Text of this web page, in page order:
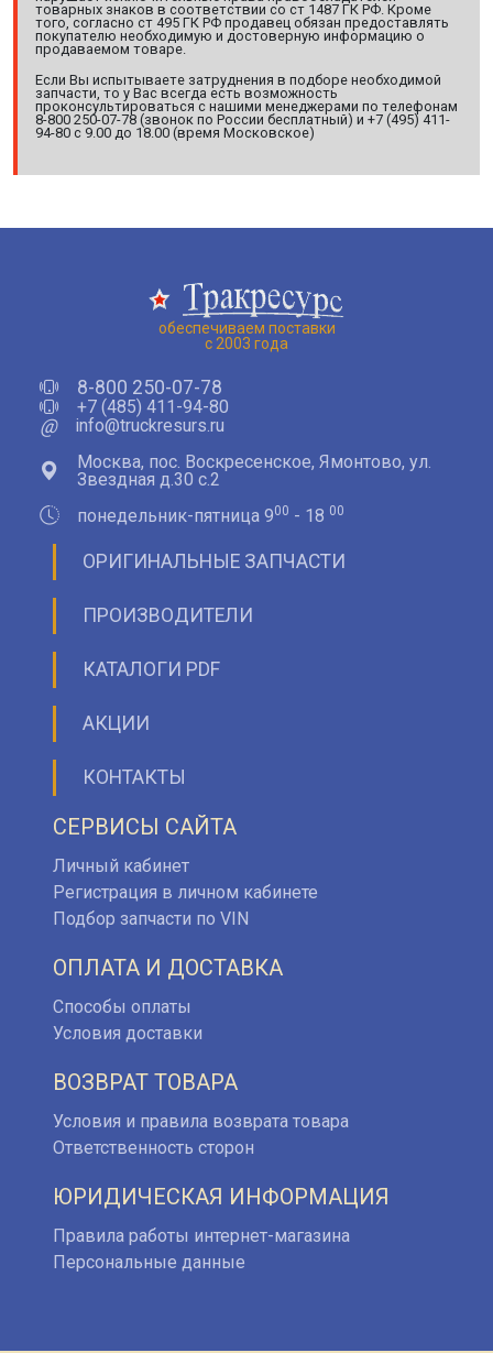
товарных знаков в соответствии со ст 1487 ГК РФ. Кроме
того, согласно ст 495 ГК РФ продавец обязан предоставлять
покупателю необходимую и достоверную информацию о
продаваемом товаре.
Если Вы испытываете затруднения в подборе необходимой
запчасти, то у Вас всегда есть возможность
проконсультироваться с нашими менеджерами по телефонам
8-800 250-07-78 (звонок по России бесплатный) и +7 (495) 411-
94-80 с 9.00 до 18.00 (время Московское)
обеспечиваем поставки
с 2003 года
8-800 250-07-78
+7 (485) 411-94-80
@
info@truckresurs.ru
Москва, пос. Воскресенское, Ямонтово, ул.
Звездная д.30 с.2
понедельник-пятница 900 - 18 00
ОРИГИНАЛЬНЫЕ ЗАПЧАСТИ
ПРОИЗВОДИТЕЛИ
КАТАЛОГИ PDF
АКЦИИ
КОНТАКТЫ
СЕРВИСЫ САЙТА
Личный кабинет
Регистрация в личном кабинете
Подбор запчасти по VIN
ОПЛАТА И ДОСТАВКА
Способы оплаты
Условия доставки
ВОЗВРАТ ТОВАРА
Условия и правила возврата товара
Ответственность сторон
ЮРИДИЧЕСКАЯ ИНФОРМАЦИЯ
Правила работы интернет-магазина
Персональные данные